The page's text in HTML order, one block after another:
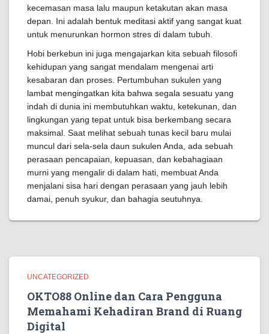
kecemasan masa lalu maupun ketakutan akan masa
depan. Ini adalah bentuk meditasi aktif yang sangat kuat
untuk menurunkan hormon stres di dalam tubuh.
Hobi berkebun ini juga mengajarkan kita sebuah filosofi
kehidupan yang sangat mendalam mengenai arti
kesabaran dan proses. Pertumbuhan sukulen yang
lambat mengingatkan kita bahwa segala sesuatu yang
indah di dunia ini membutuhkan waktu, ketekunan, dan
lingkungan yang tepat untuk bisa berkembang secara
maksimal. Saat melihat sebuah tunas kecil baru mulai
muncul dari sela-sela daun sukulen Anda, ada sebuah
perasaan pencapaian, kepuasan, dan kebahagiaan
murni yang mengalir di dalam hati, membuat Anda
menjalani sisa hari dengan perasaan yang jauh lebih
damai, penuh syukur, dan bahagia seutuhnya.
UNCATEGORIZED
OKTO88 Online dan Cara Pengguna
Memahami Kehadiran Brand di Ruang
Digital